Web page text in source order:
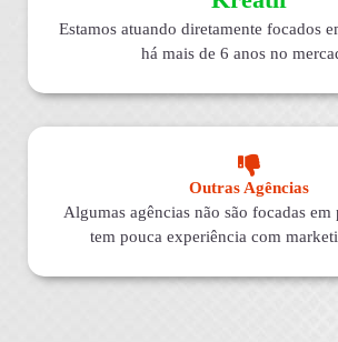
Estamos atuando diretamente focados
há mais de 6 anos no
Outras Agências
Algumas agências não são focadas em
tem pouca experiência com